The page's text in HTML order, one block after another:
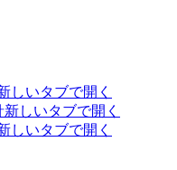
しいタブで開く
新しいタブで開く
しいタブで開く